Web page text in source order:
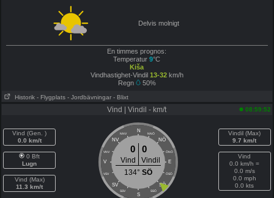
Delvis molnigt
En timmes prognos:
Temperatur9°C
Kiša
Vindhastighet-Vindil 13-32km/h
Regn
50%
Historik - Flygplats - Jordbävningar - Blixt
Vind | Vindil - km/t 08:59:52
Vind (Gen. )
0.0 km/t
0 Bft
Lugn
Vind (Max)
11.3 km/t
N
NNV NNÖ
NV NÖ
VNV ÖNÖ
V E
VSV ÖSÖ
SV SÖ
SSV SSÖ
S
0 0
Vind
Vindil
134° SÖ
Vindil (Max)
9.7 km/t
Vind
0.0 km/h =
0.0 m/s
0.0 mph
0.0 kts